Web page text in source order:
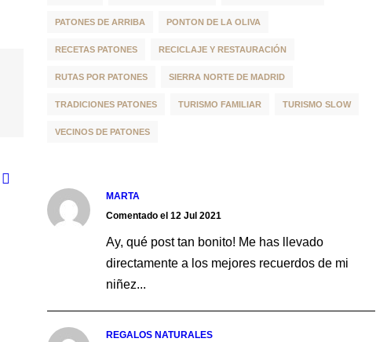
PATONES DE ARRIBA PONTON DE LA OLIVA
RECETAS PATONES RECICLAJE Y RESTAURACIÓN
RUTAS POR PATONES SIERRA NORTE DE MADRID
TRADICIONES PATONES TURISMO FAMILIAR TURISMO SLOW
VECINOS DE PATONES
MARTA
Comentado el 12 Jul 2021
Ay, qué post tan bonito! Me has llevado
directamente a los mejores recuerdos de mi
niñez...
REGALOS NATURALES